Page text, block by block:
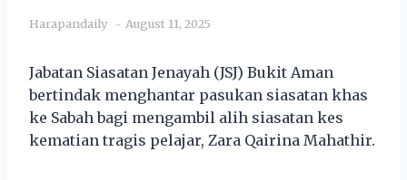
Harapandaily August 11, 2025
Jabatan Siasatan Jenayah (JSJ) Bukit Aman
bertindak menghantar pasukan siasatan khas
ke Sabah bagi mengambil alih siasatan kes
kematian tragis pelajar, Zara Qairina Mahathir.